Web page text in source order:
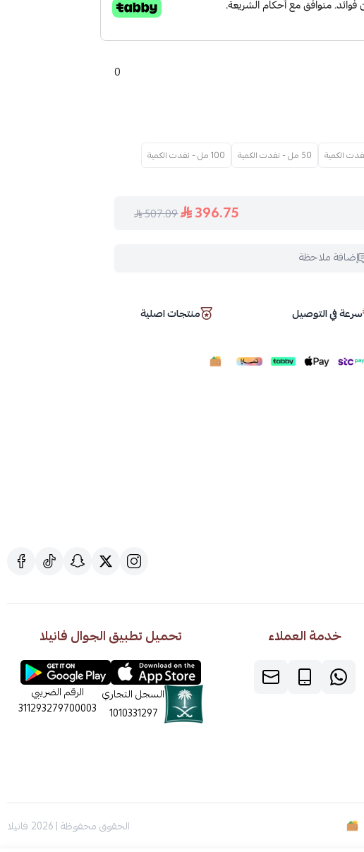
0
50 مل - نفدت الكمية 100 مل - نفدت الكمية
396.75
507.09
إضافة ملاحظة
سرعة في التوصيل منتجات اصلية
خدمة العملاء تحميل تطبيق الجوال فانيلا
السجل التجاري
1010331297
الرقم الضريبي
311293279700003
الحقوق محفوظة | 2026 فانيلا